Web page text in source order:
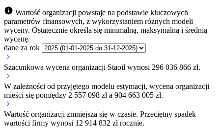
Wartość organizacji powstaje na podstawie kluczowych
parametrów finansowych, z wykorzystaniem różnych modeli
wyceny. Ostatecznie określa się minimalną, maksymalną i średnią
wycenę.
dane za rok
Szacunkowa wycena organizacji Staoil wynosi 296 036 866 zł.
W zależności od przyjętego modelu estymacji, wycena organizacji
mieści się pomiędzy 2 557 098 zł a 904 663 005 zł.
Wartość organizacji zmniejsza się w czasie. Przeciętny spadek
wartości firmy wynosi 12 914 832 zł rocznie.